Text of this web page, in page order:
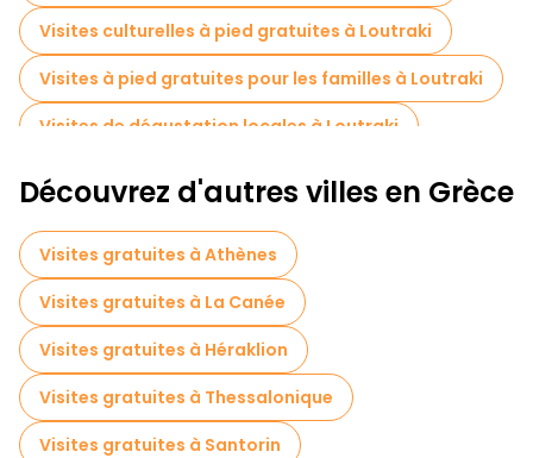
Visites culturelles à pied gratuites à Loutraki
Visites à pied gratuites pour les familles à Loutraki
Visites de dégustation locales à Loutraki
Découvrez d'autres villes en Grèce
Visites gratuites à Athènes
Visites gratuites à La Canée
Visites gratuites à Héraklion
Visites gratuites à Thessalonique
Visites gratuites à Santorin